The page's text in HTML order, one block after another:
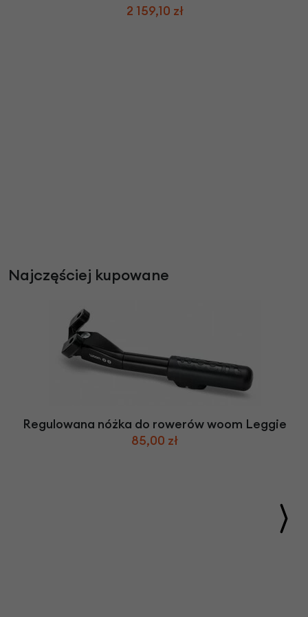
2 159,10 zł
Najczęściej kupowane
Regulowana nóżka do rowerów woom Leggie
85,00 zł